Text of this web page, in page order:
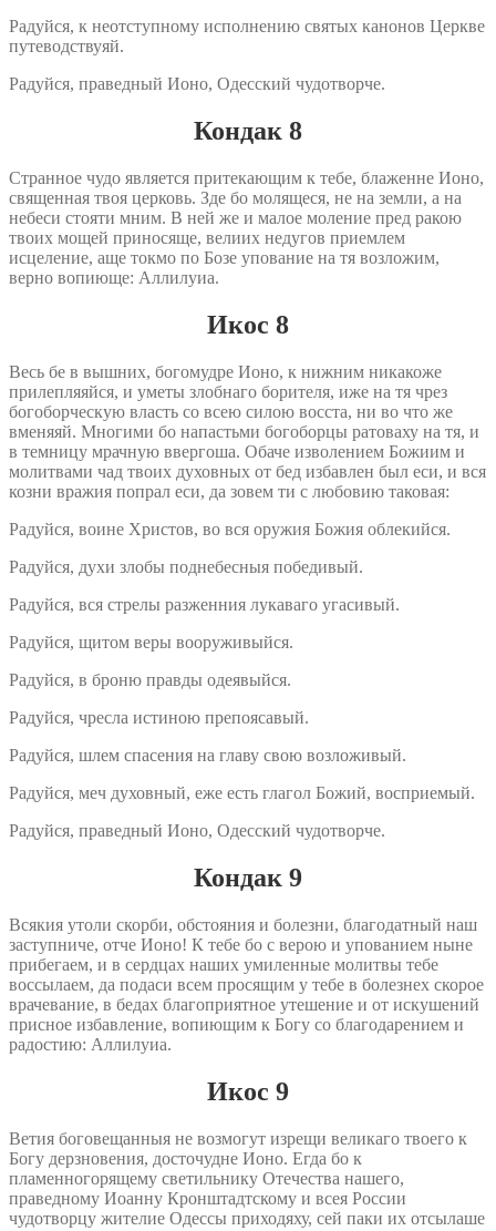
Радуйся, к неотступному исполнению святых канонов Церкве
путеводствуяй.
Радуйся, праведный Ионо, Одесский чудотворче.
Кондак 8
Странное чудо является притекающим к тебе, блаженне Ионо,
священная твоя церковь. Зде бо молящеся, не на земли, а на
небеси стояти мним. В ней же и малое моление пред ракою
твоих мощей приносяще, велиих недугов приемлем
исцеление, аще токмо по Бозе упование на тя возложим,
верно вопиюще: Аллилуиа.
Икос 8
Весь бе в вышних, богомудре Ионо, к нижним никакоже
прилепляяйся, и уметы злобнаго борителя, иже на тя чрез
богоборческую власть со всею силою восста, ни во что же
вменяяй. Многими бо напастьми богоборцы ратоваху на тя, и
в темницу мрачную ввергоша. Обаче изволением Божиим и
молитвами чад твоих духовных от бед избавлен был еси, и вся
козни вражия попрал еси, да зовем ти с любовию таковая:
Радуйся, воине Христов, во вся оружия Божия облекийся.
Радуйся, духи злобы поднебесныя победивый.
Радуйся, вся стрелы разженния лукаваго угасивый.
Радуйся, щитом веры вооруживыйся.
Радуйся, в броню правды одеявыйся.
Радуйся, чресла истиною препоясавый.
Радуйся, шлем спасения на главу свою возложивый.
Радуйся, меч духовный, еже есть глагол Божий, восприемый.
Радуйся, праведный Ионо, Одесский чудотворче.
Кондак 9
Всякия утоли скорби, обстояния и болезни, благодатный наш
заступниче, отче Ионо! К тебе бо с верою и упованием ныне
прибегаем, и в сердцах наших умиленные молитвы тебе
воссылаем, да подаси всем просящим у тебе в болезнех скорое
врачевание, в бедах благоприятное утешение и от искушений
присное избавление, вопиющим к Богу со благодарением и
радостию: Аллилуиа.
Икос 9
Ветия боговещанныя не возмогут изрещи великаго твоего к
Богу дерзновения, досточудне Ионо. Егда бо к
пламенногорящему светильнику Отечества нашего,
праведному Иоанну Кронштадтскому и всея России
чудотворцу жителие Одессы приходяху, сей паки их отсылаше